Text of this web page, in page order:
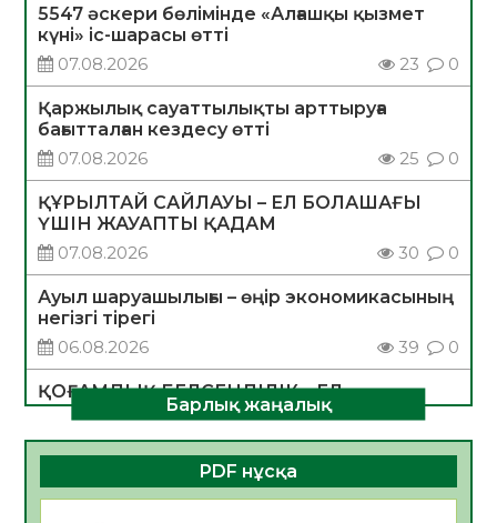
5547 әскери бөлімінде «Алғашқы қызмет
күні» іс-шарасы өтті
07.08.2026
23 0
Қаржылық сауаттылықты арттыруға
бағытталған кездесу өтті
07.08.2026
25 0
ҚҰРЫЛТАЙ САЙЛАУЫ – ЕЛ БОЛАШАҒЫ
ҮШІН ЖАУАПТЫ ҚАДАМ
07.08.2026
30 0
Ауыл шаруашылығы – өңір экономикасының
негізгі тірегі
06.08.2026
39 0
ҚОҒАМДЫҚ БЕЛСЕНДІЛІК – ЕЛ
ДАМУЫНЫҢ НЕГІЗІ
06.08.2026
36 0
ҚҰРЫЛТАЙ САЙЛАУЫ – БОЛАШАҚҚА
БАСТАР ЖАУАПТЫ ТАҢДАУ
Барлық жаңалық
PDF нұсқа